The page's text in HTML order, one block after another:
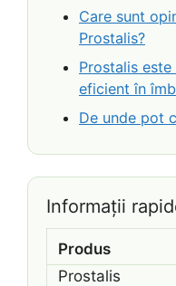
Care sunt
Prostalis?
Prostalis
eficient în
De unde pot
Informații
Produs
Prostalis